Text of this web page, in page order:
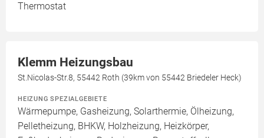
Thermostat
Klemm Heizungsbau
St.Nicolas-Str.8, 55442 Roth (39km von 55442 Briedeler Heck)
HEIZUNG SPEZIALGEBIETE
Wärmepumpe, Gasheizung, Solarthermie, Ölheizung,
Pelletheizung, BHKW, Holzheizung, Heizkörper,